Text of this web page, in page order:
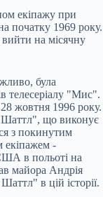
екіпажу при
початку 1969 року.
на місячну
була
телесеріалу "Мис".
жовтня 1996 року.
Шаттл", що виконує
з покинутим
екіпажем -
в польоті на
майора Андрія
в цій історії.